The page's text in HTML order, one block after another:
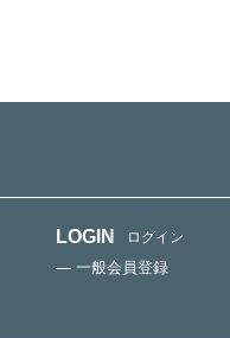
LOGIN ログイン
— 一般会員登録